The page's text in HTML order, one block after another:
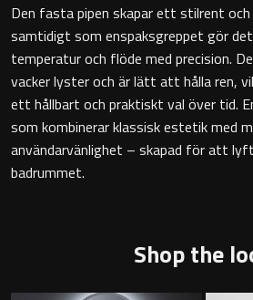
Handduksringar
Handduksstänger
Badkarshandtag
Duschkorgar
Den fasta pipen skapar ett stilrent
samtidigt som enspaksgreppet gör
temperatur och flöde med precision.
vacker lyster och är lätt att hålla ren,
ett hållbart och praktiskt val över tid.
som kombinerar klassisk estetik med
användarvänlighet – skapad för att
badrummet.
Shop the